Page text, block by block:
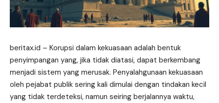
beritax.id – Korupsi dalam kekuasaan adalah bentuk
penyimpangan yang, jika tidak diatasi, dapat berkembang
menjadi sistem yang merusak. Penyalahgunaan kekuasaan
oleh pejabat publik sering kali dimulai dengan tindakan kecil
yang tidak terdeteksi, namun seiring berjalannya waktu,